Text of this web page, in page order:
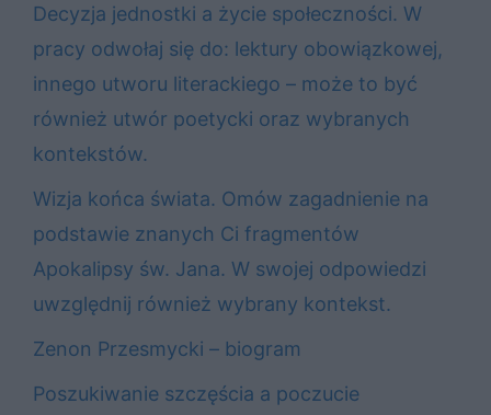
Decyzja jednostki a życie społeczności. W
pracy odwołaj się do: lektury obowiązkowej,
innego utworu literackiego – może to być
również utwór poetycki oraz wybranych
kontekstów.
Wizja końca świata. Omów zagadnienie na
podstawie znanych Ci fragmentów
Apokalipsy św. Jana. W swojej odpowiedzi
uwzględnij również wybrany kontekst.
Zenon Przesmycki – biogram
Poszukiwanie szczęścia a poczucie